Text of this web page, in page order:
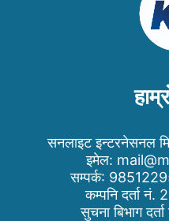
सनलाइट इन्टरनेसनल
इमेल:
सम्पर्क:
कम्पनि दर्ता
सुचना बिभाग